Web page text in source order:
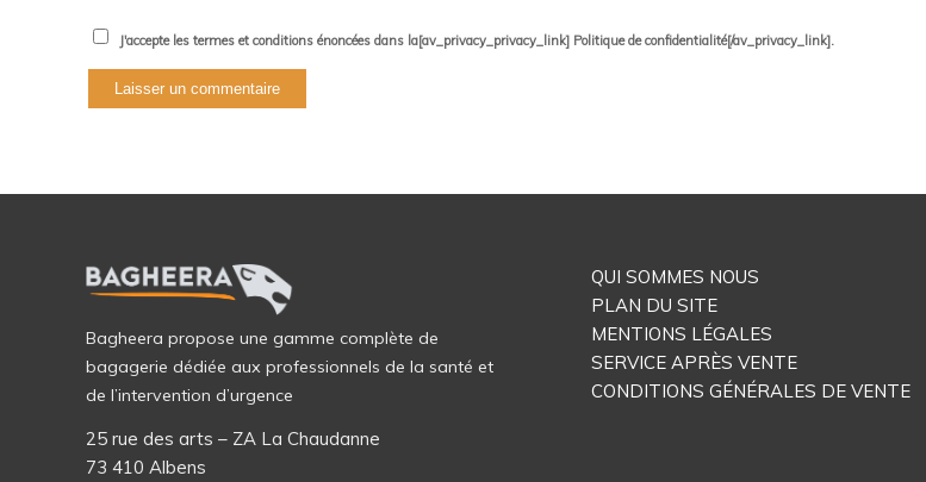
J'accepte les termes et conditions énoncées dans la[av_privacy_privacy_link] Politique de confidentialité[/av_privacy_link].
Bagheera propose une gamme complète de
bagagerie dédiée aux professionnels de la santé et
de l’intervention d’urgence
25 rue des arts – ZA La Chaudanne
73 410 Albens
QUI SOMMES NOUS
PLAN DU SITE
MENTIONS LÉGALES
SERVICE APRÈS VENTE
CONDITIONS GÉNÉRALES DE VENTE